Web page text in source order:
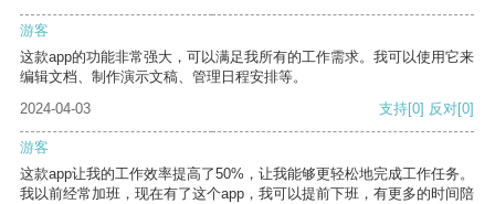
游客
这款app的功能非常强大，可以满足我所有的工作需求。我可以使用它来
编辑文档、制作演示文稿、管理日程安排等。
2024-04-03
支持[0] 反对[0]
游客
这款app让我的工作效率提高了50%，让我能够更轻松地完成工作任务。
我以前经常加班，现在有了这个app，我可以提前下班，有更多的时间陪